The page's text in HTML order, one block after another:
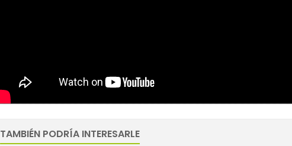
TAMBIÉN PODRÍA INTERESARLE